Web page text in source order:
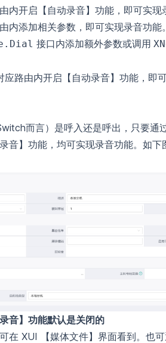
内开启【自动录音】功能，即可实现
内添加相关参数，即可实现录音功能。
接口内添加额外参数或调用
路由内开启【自动录音】功能，即可
而言）是呼入还是呼出，只要通
音】功能，均可实现录音功能。如下
音】功能默认是关闭的
在 XUI 【媒体文件】界面看到。也